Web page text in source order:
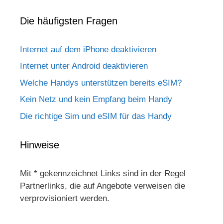
Die häufigsten Fragen
Internet auf dem iPhone deaktivieren
Internet unter Android deaktivieren
Welche Handys unterstützen bereits eSIM?
Kein Netz und kein Empfang beim Handy
Die richtige Sim und eSIM für das Handy
Hinweise
Mit * gekennzeichnet Links sind in der Regel
Partnerlinks, die auf Angebote verweisen die
verprovisioniert werden.